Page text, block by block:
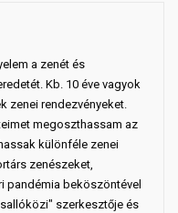
a zenét és
Kb. 10 éve vagyok
zenei rendezvényeket.
megoszthassam az
különféle zenei
zenészeket,
pandémia beköszöntével
szerkesztője és